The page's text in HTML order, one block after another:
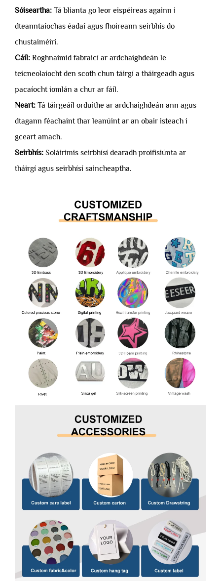
Sóiseartha: Tá blianta go leor eispéireas againn i
dteanntaíochas éadaí agus fhoireann seirbhís do
chustaiméirí.
Cáil: Roghnaímid fabraicí ar ardchaighdeán le
teicneolaíocht den scoth chun táirgí a tháirgeadh agus
pacaíocht iomlán a chur ar fáil.
Neart: Tá táirgeáil orduithe ar ardchaighdeán ann agus
dtagann féachaint thar leanúint ar an obair isteach i
gceart amach.
Seirbhís: Soláirimis seirbhísí dearadh proifisiúnta ar
tháirgí agus seirbhísí saincheaptha.